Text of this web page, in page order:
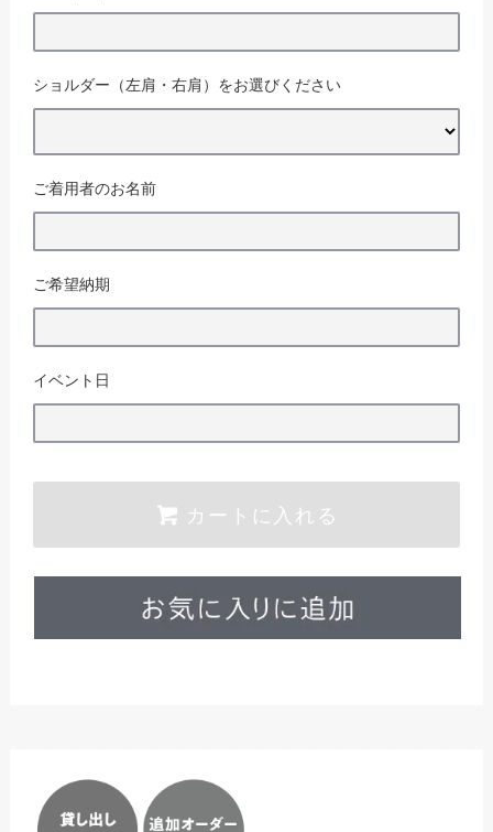
ショルダー（左肩・右肩）をお選びください
ご着用者のお名前
ご希望納期
イベント日
カートに入れる